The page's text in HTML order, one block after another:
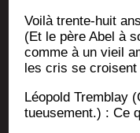
Voi­là trente-huit
(Et le père Abel à
comme à un vieil
les cris se croisent
Léo­pold Trem­blay
tueu­se­ment.) : Ce